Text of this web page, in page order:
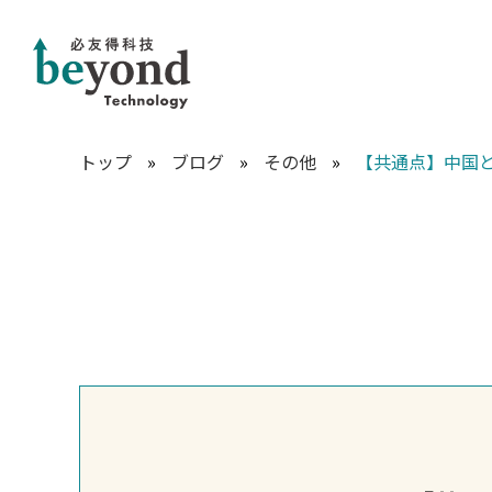
トップ » ブログ » その他 » 【共通点】中国